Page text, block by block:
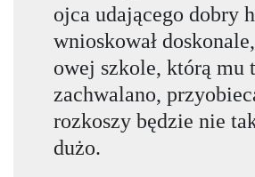
ojca udającego dobry
wnioskował
owej szkole, którą mu
zachwalano,
rozkoszy będzie nie
dużo.